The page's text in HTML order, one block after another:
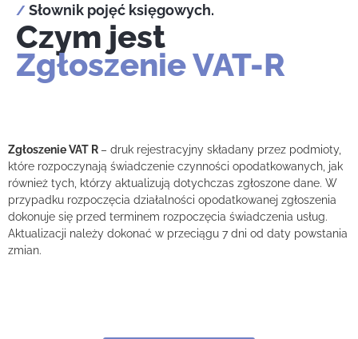
/ Słownik pojęć księgowych.
Czym jest
Zgłoszenie VAT-R
Zgłoszenie VAT R – druk rejestracyjny składany przez podmioty,
które rozpoczynają świadczenie czynności opodatkowanych, jak
również tych, którzy aktualizują dotychczas zgłoszone dane. W
przypadku rozpoczęcia działalności opodatkowanej zgłoszenia
dokonuje się przed terminem rozpoczęcia świadczenia usług.
Aktualizacji należy dokonać w przeciągu 7 dni od daty powstania
zmian.